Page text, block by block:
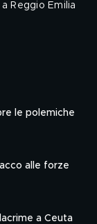
Reggio Emilia
le polemiche
alle forze
a Ceuta